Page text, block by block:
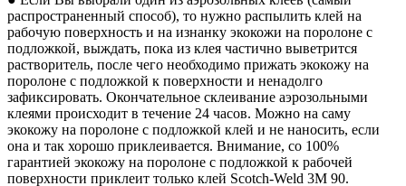
распространенный способ), то нужно распылить клей на
рабочую поверхность и на изнанку экокожи на поролоне с
подложкой, выждать, пока из клея частично выветрится
растворитель, после чего необходимо прижать экокожу на
поролоне с подложкой к поверхности и ненадолго
зафиксировать. Окончательное склеивание аэрозольными
клеями происходит в течение 24 часов. Можно на саму
экокожу на поролоне с подложкой клей и не наносить, если
она и так хорошо приклеивается. Внимание, со 100%
гарантией экокожу на поролоне с подложкой к рабочей
поверхности приклеит только клей Scotch-Weld 3M 90.